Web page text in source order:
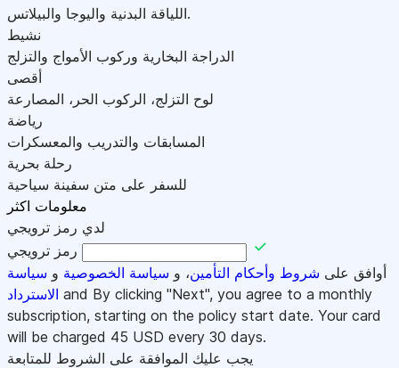
اللياقة البدنية واليوجا والبيلاتس.
نشيط
الدراجة البخارية وركوب الأمواج والتزلج
أقصى
لوح التزلج، الركوب الحر، المصارعة
رياضة
المسابقات والتدريب والمعسكرات
رحلة بحرية
للسفر على متن سفينة سياحية
معلومات اكثر
لدي رمز ترويجي
رمز ترويجي
أوافق على شروط وأحكام التأمين، و سياسة الخصوصية و سياسة
الاسترداد and By clicking "Next", you agree to a monthly
subscription, starting on the policy start date. Your card
will be charged 45 USD every 30 days.
يجب عليك الموافقة على الشروط للمتابعة